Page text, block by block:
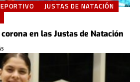
JUSTAS DE NATACIÓN
en las Justas de Natación